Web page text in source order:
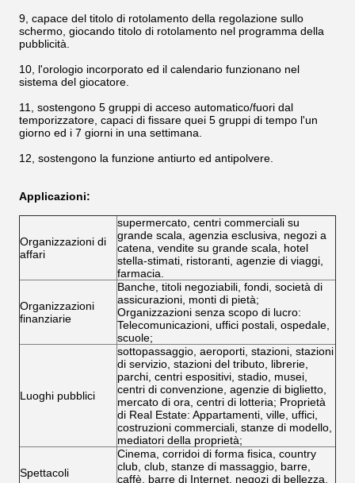
9, capace del titolo di rotolamento della regolazione sullo
schermo, giocando titolo di rotolamento nel programma della
pubblicità.
10, l'orologio incorporato ed il calendario funzionano nel
sistema del giocatore.
11, sostengono 5 gruppi di acceso automatico/fuori dal
temporizzatore, capaci di fissare quei 5 gruppi di tempo l'un
giorno ed i 7 giorni in una settimana.
12, sostengono la funzione antiurto ed antipolvere.
Applicazioni:
Organizzazioni di
affari
supermercato, centri commerciali su
grande scala, agenzia esclusiva, negozi a
catena, vendite su grande scala, hotel
stella-stimati, ristoranti, agenzie di viaggi,
farmacia.
Organizzazioni
finanziarie
Banche, titoli negoziabili, fondi, società di
assicurazioni, monti di pietà;
Organizzazioni senza scopo di lucro:
Telecomunicazioni, uffici postali, ospedale,
scuole;
Luoghi pubblici
sottopassaggio, aeroporti, stazioni, stazioni
di servizio, stazioni del tributo, librerie,
parchi, centri espositivi, stadio, musei,
centri di convenzione, agenzie di biglietto,
mercato di ora, centri di lotteria; Proprietà
di Real Estate: Appartamenti, ville, uffici,
costruzioni commerciali, stanze di modello,
mediatori della proprietà;
Spettacoli
Cinema, corridoi di forma fisica, country
club, club, stanze di massaggio, barre,
caffè, barre di Internet, negozi di bellezza,